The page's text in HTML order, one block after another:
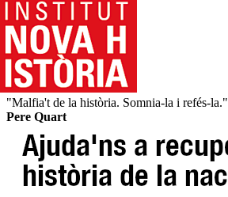
"Malfia't de la història. Somnia-la i refés-la."
Pere Quart